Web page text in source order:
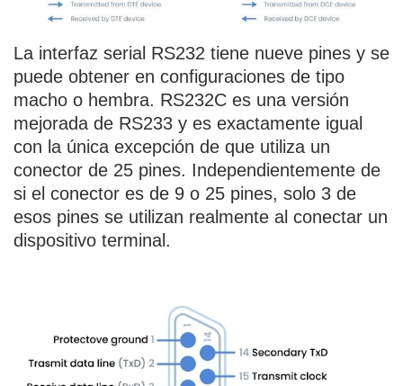
La interfaz serial RS232 tiene nueve pines y se
puede obtener en configuraciones de tipo
macho o hembra. RS232C es una versión
mejorada de RS233 y es exactamente igual
con la única excepción de que utiliza un
conector de 25 pines. Independientemente de
si el conector es de 9 o 25 pines, solo 3 de
esos pines se utilizan realmente al conectar un
dispositivo terminal.